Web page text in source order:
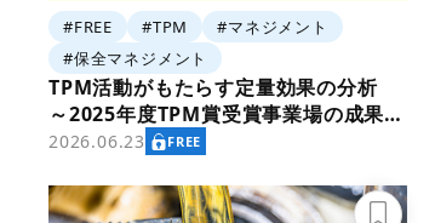
#FREE #TPM
#マネジメント
#保全マネジメント
TPM活動がもたらす定量効果の分析
～2025年度TPM賞受賞事業場の成果指
標より
2026.06.23 FREE